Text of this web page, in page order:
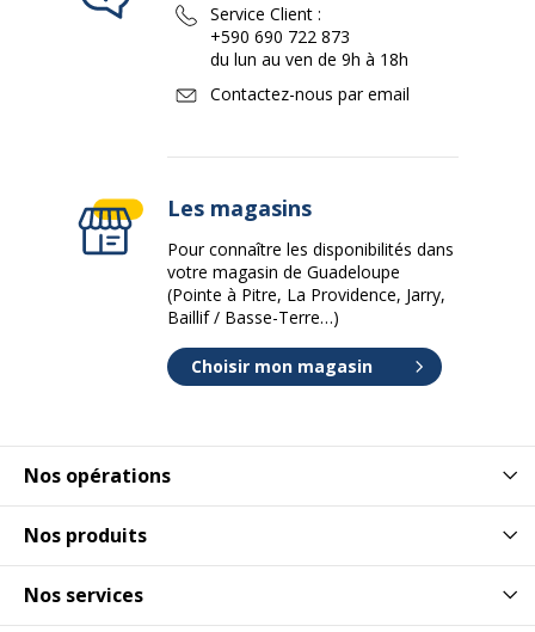
Nos opérations
Nos produits
Nos services
Service Client :
+590 690 722 873
du lun au ven de 9h à 18h
Contactez-nous par email
Les magasins
Pour connaître les disponibilités dans
votre magasin de Guadeloupe
(Pointe à Pitre, La Providence, Jarry,
Baillif / Basse-Terre…)
Choisir mon magasin